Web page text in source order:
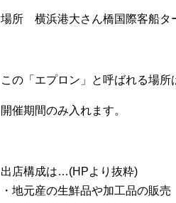
場所 横浜港大さん橋国際客船
この「エプロン」と呼ばれる場所
開催期間のみ入れます。
出店構成は…(HPより抜粋)
・地元産の生鮮品や加工品の販